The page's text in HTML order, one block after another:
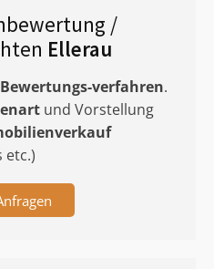
/
Ellerau
Bewertungs-verfahren.
und Vorstellung
etc.)